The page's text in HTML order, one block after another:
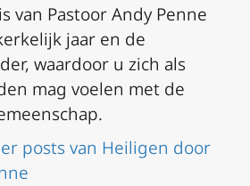
van Pastoor Andy Penne
jaar en de
waardoor u zich als
mag voelen met de
posts van Heiligen door